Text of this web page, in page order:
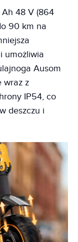
48 V (864
90 km na
umożliwia
Ausom
wraz z
IP54, co
deszczu i